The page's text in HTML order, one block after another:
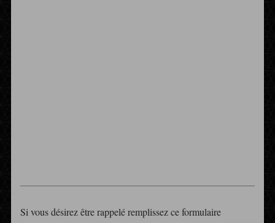
Si vous désirez être rappelé remplissez ce formulaire